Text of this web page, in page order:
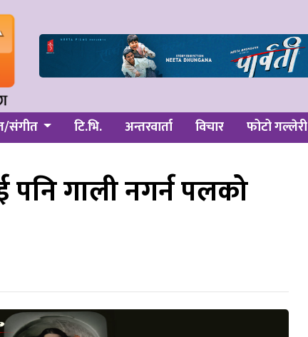
संगीत टि.भि. अन्तरवार्ता विचार फोटो गल्लेरी
गाली नगर्न पलको